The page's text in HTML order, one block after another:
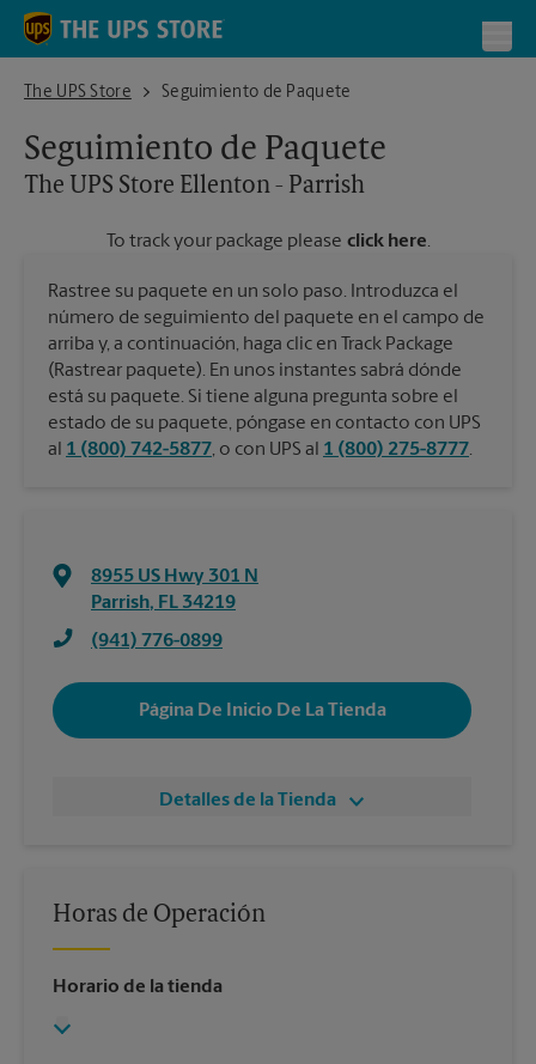
Skip to content
Return to Nav
The UPS Store
The UPS Store Ellenton - Parrish
Seguimiento de Paquete
Seguimiento de Paquete
The UPS Store Ellenton - Parrish
To track your package please click here.
Rastree su paquete en un solo paso. Introduzca el
número de seguimiento del paquete en el campo de
arriba y, a continuación, haga clic en Track Package
(Rastrear paquete). En unos instantes sabrá dónde
está su paquete. Si tiene alguna pregunta sobre el
estado de su paquete, póngase en contacto con UPS
al 1 (800) 742-5877, o con UPS al 1 (800) 275-8777.
8955 US Hwy 301 N
Parrish, FL 34219
(941) 776-0899
Página De Inicio De La Tienda
Detalles de la Tienda
Horas de Operación
Horario de la tienda